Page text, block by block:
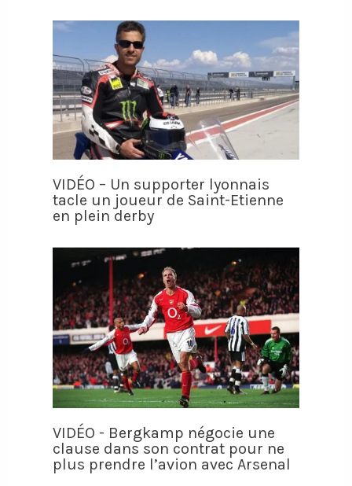
VIDÉO – Un supporter lyonnais
tacle un joueur de Saint-Etienne
en plein derby
VIDÉO - Bergkamp négocie une
clause dans son contrat pour ne
plus prendre l’avion avec Arsenal